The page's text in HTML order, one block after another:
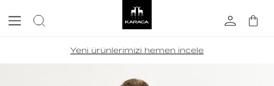
Yeni ürünlerimizi hemen incele